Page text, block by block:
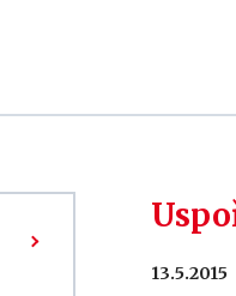
13.5.2015